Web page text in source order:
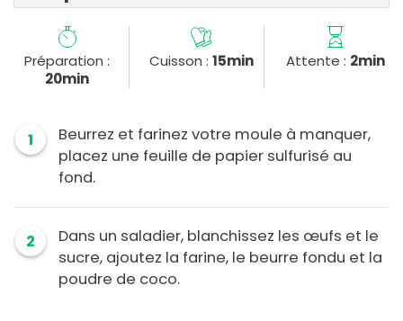
Préparation :
20min
Cuisson : 15min Attente : 2min
1
Beurrez et farinez votre moule à manquer,
placez une feuille de papier sulfurisé au
fond.
2
Dans un saladier, blanchissez les œufs et le
sucre, ajoutez la farine, le beurre fondu et la
poudre de coco.